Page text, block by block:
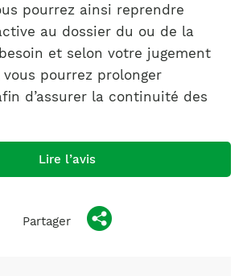
pourrez ainsi reprendre
au dossier du ou de la
et selon votre jugement
pourrez prolonger
d’assurer la continuité des
Lire l’avis
Partager